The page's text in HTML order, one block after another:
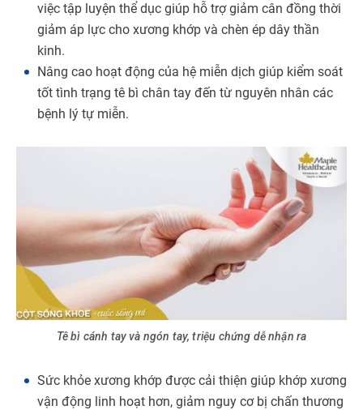
việc tập luyện thể dục giúp hỗ trợ giảm cân đồng thời
giảm áp lực cho xương khớp và chèn ép dây thần
kinh.
Nâng cao hoạt động của hệ miễn dịch giúp kiểm soát
tốt tình trạng tê bì chân tay đến từ nguyên nhân các
bệnh lý tự miễn.
Tê bì cánh tay và ngón tay, triệu chứng dễ nhận ra
Sức khỏe xương khớp được cải thiện giúp khớp xương
vận động linh hoạt hơn, giảm nguy cơ bị chấn thương